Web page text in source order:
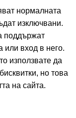
нощувки
нормалната
изключвани.
поддържат
или вход в него.
използвате да
но това
на сайта.